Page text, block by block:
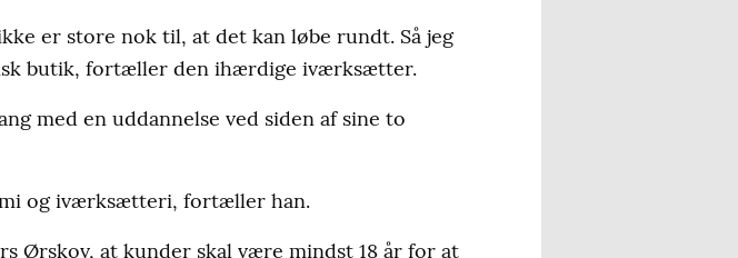
er store nok til, at det kan løbe rundt. Så jeg
butik, fortæller den ihærdige iværksætter.
med en uddannelse ved siden af sine to
og iværksætteri, fortæller han.
Ørskov, at kunder skal være mindst 18 år for at